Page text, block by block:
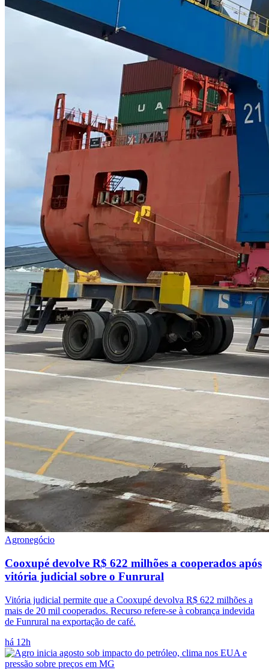
Agronegócio
Cooxupé devolve R$ 622 milhões a cooperados após
vitória judicial sobre o Funrural
Vitória judicial permite que a Cooxupé devolva R$ 622 milhões a
mais de 20 mil cooperados. Recurso refere-se à cobrança indevida
de Funrural na exportação de café.
há 12h